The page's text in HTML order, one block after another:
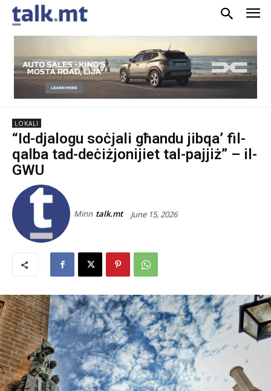
LOKALI
“Id-djalogu soċjali għandu jibqa’ fil-
qalba tad-deċiżjonijiet tal-pajjiż” – il-
GWU
Minn talk.mt June 15, 2026